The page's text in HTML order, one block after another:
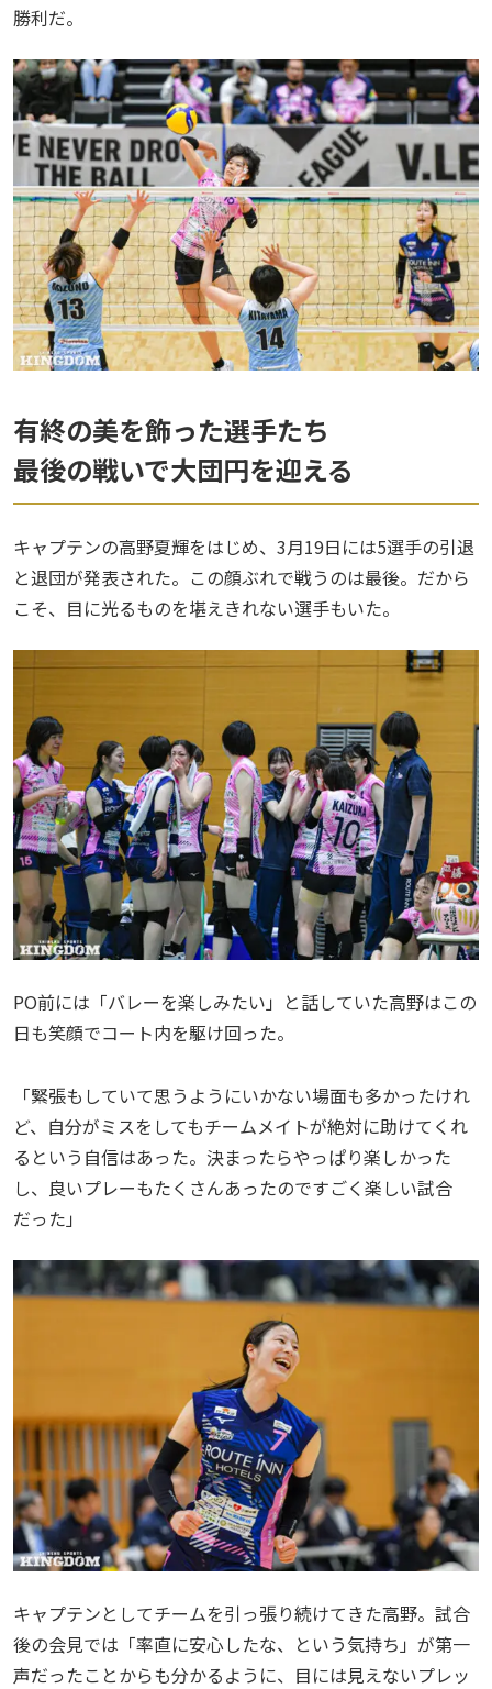
勝利だ。
有終の美を飾った選手たち
最後の戦いで大団円を迎える
キャプテンの高野夏輝をはじめ、3月19日には5選手の引退
と退団が発表された。この顔ぶれで戦うのは最後。だから
こそ、目に光るものを堪えきれない選手もいた。
PO前には「バレーを楽しみたい」と話していた高野はこの
日も笑顔でコート内を駆け回った。
「緊張もしていて思うようにいかない場面も多かったけれ
ど、自分がミスをしてもチームメイトが絶対に助けてくれ
るという自信はあった。決まったらやっぱり楽しかった
し、良いプレーもたくさんあったのですごく楽しい試合
だった」
キャプテンとしてチームを引っ張り続けてきた高野。試合
後の会見では「率直に安心したな、という気持ち」が第一
声だったことからも分かるように、目には見えないプレッ